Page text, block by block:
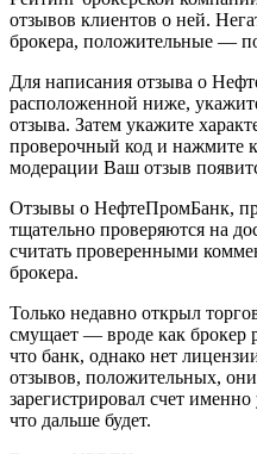
отзывов клиентов о ней.
брокера, положительные —
Для написания отзыва о
расположенной ниже,
отзыва. Затем укажите
проверочный код и нажмите
модерации Ваш отзыв
Отзывы о НефтеПромБанк,
тщательно проверяются на
считать проверенными
брокера.
Только недавно открыл
смущает — вроде как брокер
что банк, однако нет
отзывов, положительных,
зарегистрировал счет
что дальше будет.